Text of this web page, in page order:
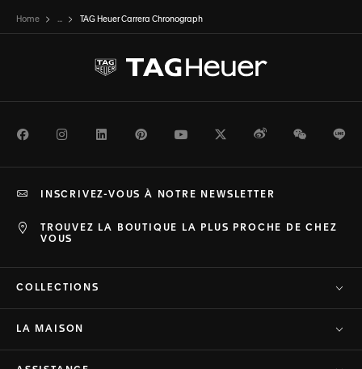
Home ... TAG Heuer Carrera Chronograph
FacebookInstagramLinkedInPinterestYoutubeTwitterWeiboWeChat
TROUVEZ LA BOUTIQUE LA PLUS PROCHE DE CHEZ
VOUS
INSCRIVEZ-VOUS À NOTRE NEWSLETTER
COLLECTIONS
LA MAISON